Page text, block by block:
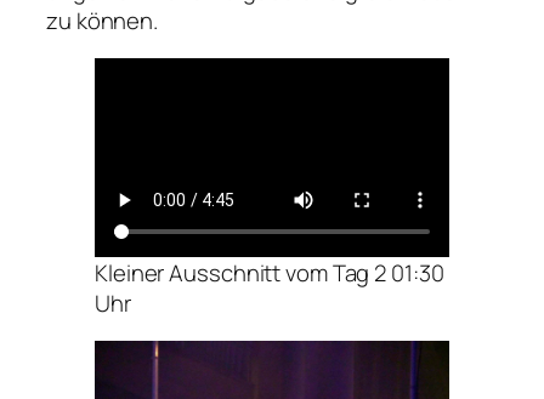
zu können.
Kleiner Ausschnitt vom Tag 2 01:30
Uhr